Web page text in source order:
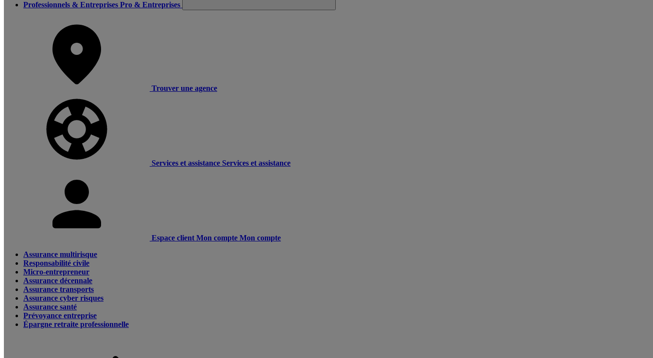
Professionnels & Entreprises Pro & Entreprises
Trouver une agence
Services et assistance Services et assistance
Espace client Mon compte Mon compte
Assurance multirisque
Responsabilité civile
Micro-entrepreneur
Assurance décennale
Assurance transports
Assurance cyber risques
Assurance santé
Prévoyance entreprise
Épargne retraite professionnelle